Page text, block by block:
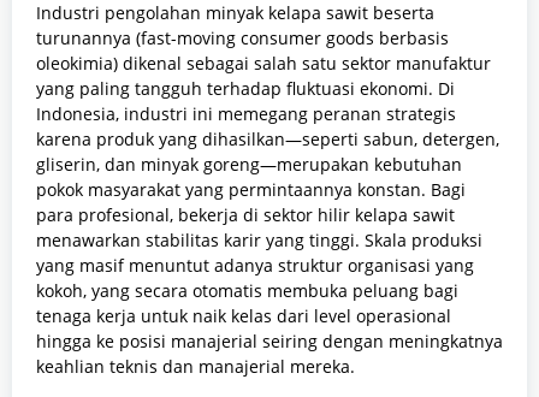
Industri pengolahan minyak kelapa sawit beserta
turunannya (fast-moving consumer goods berbasis
oleokimia) dikenal sebagai salah satu sektor manufaktur
yang paling tangguh terhadap fluktuasi ekonomi. Di
Indonesia, industri ini memegang peranan strategis
karena produk yang dihasilkan—seperti sabun, detergen,
gliserin, dan minyak goreng—merupakan kebutuhan
pokok masyarakat yang permintaannya konstan. Bagi
para profesional, bekerja di sektor hilir kelapa sawit
menawarkan stabilitas karir yang tinggi. Skala produksi
yang masif menuntut adanya struktur organisasi yang
kokoh, yang secara otomatis membuka peluang bagi
tenaga kerja untuk naik kelas dari level operasional
hingga ke posisi manajerial seiring dengan meningkatnya
keahlian teknis dan manajerial mereka.